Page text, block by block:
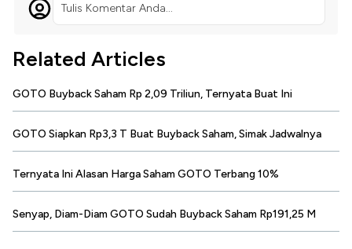
Tulis Komentar Anda...
Related Articles
GOTO Buyback Saham Rp 2,09 Triliun, Ternyata Buat Ini
GOTO Siapkan Rp3,3 T Buat Buyback Saham, Simak Jadwalnya
Ternyata Ini Alasan Harga Saham GOTO Terbang 10%
Senyap, Diam-Diam GOTO Sudah Buyback Saham Rp191,25 M